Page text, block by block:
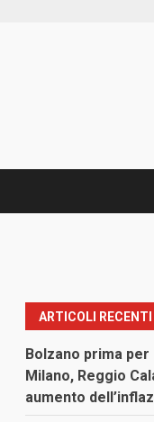
ARTICOLI RECENTI
Bolzano prima
Milano, Reggio
aumento